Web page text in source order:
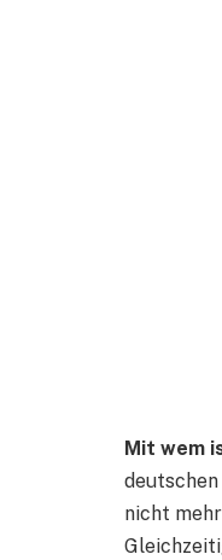
Mit wem
nicht